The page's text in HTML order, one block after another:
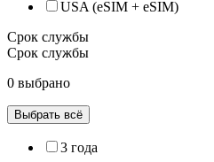
USA (eSIM + eSIM)
Срок службы
Срок службы
0 выбрано
Выбрать всё
3 года